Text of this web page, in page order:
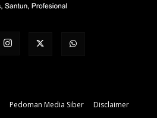
Pedoman Media Siber Disclaimer